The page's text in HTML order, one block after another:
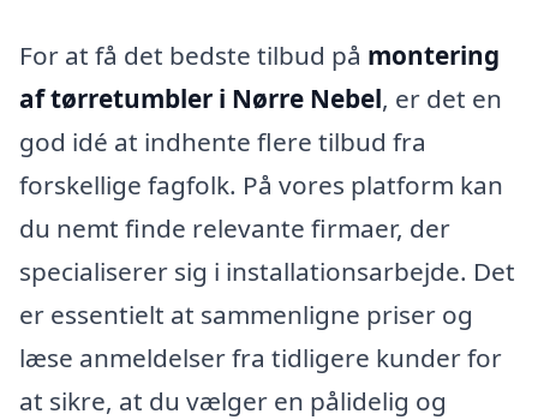
For at få det bedste tilbud på montering
af tørretumbler i Nørre Nebel, er det en
god idé at indhente flere tilbud fra
forskellige fagfolk. På vores platform kan
du nemt finde relevante firmaer, der
specialiserer sig i installationsarbejde. Det
er essentielt at sammenligne priser og
læse anmeldelser fra tidligere kunder for
at sikre, at du vælger en pålidelig og